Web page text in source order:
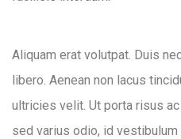
Aliquam erat volutpat. Duis
libero. Aenean non lacus
ultricies velit. Ut porta risus
sed varius odio, id